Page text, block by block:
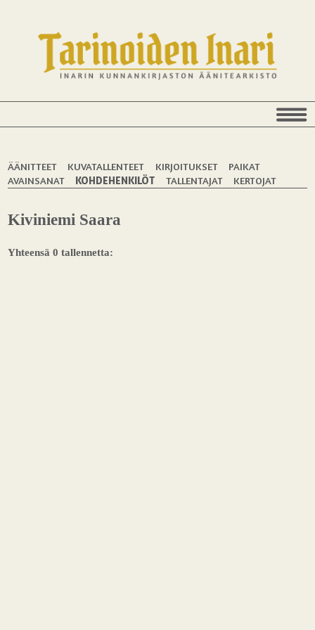
ÄÄNITTEET KUVATALLENTEET KIRJOITUKSET
PAIKAT
AVAINSANAT
KOHDEHENKILÖT TALLENTAJAT KERTOJAT
Kiviniemi Saara
Yhteensä 0 tallennetta: